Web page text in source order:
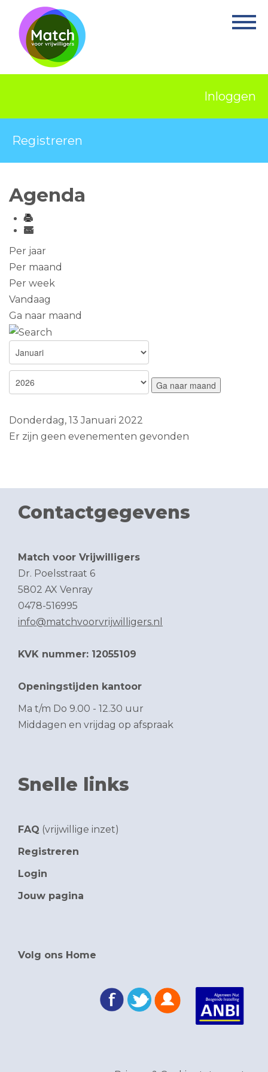
Home
Activiteiten
Projecten
Over Match
Vrijwilligerswerk
Inloggen
Registreren
Agenda
Per jaar
Per maand
Per week
Vandaag
Ga naar maand
Ga naar maand
Donderdag, 13 Januari 2022
Er zijn geen evenementen gevonden
Contactgegevens
Match voor Vrijwilligers
Dr. Poelsstraat 6
5802 AX Venray
0478-516995
info@matchvoorvrijwilligers.nl
KVK nummer: 12055109
Openingstijden kantoor
Ma t/m Do 9.00 - 12.30 uur
Middagen en vrijdag op afspraak
Snelle links
FAQ (vrijwillige inzet)
Registreren
Login
Jouw pagina
Volg ons Home